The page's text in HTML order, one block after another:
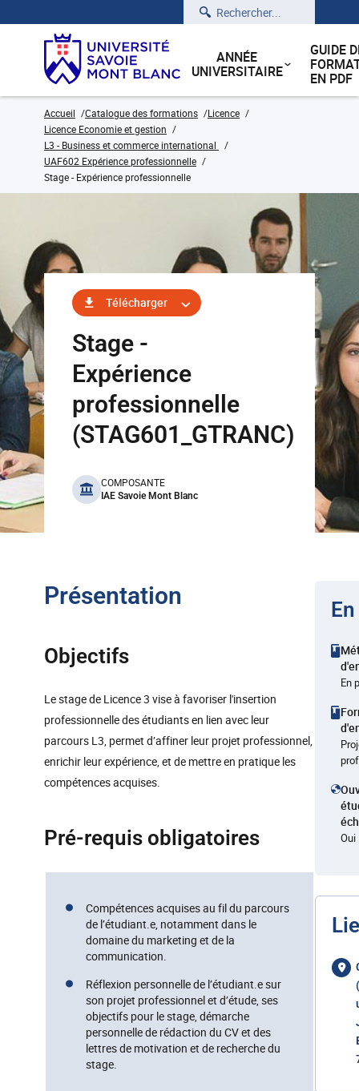
Rechercher
ANNÉE
UNIVERSITAIRE
GUIDE
EN PDF
Accueil Catalogue des formations
Licence
Licence Economie et gestion
L3 - Business et commerce international
UAF602 Expérience professionnelle
Stage - Expérience professionnelle
Télécharger
Stage -
Expérience
professionnelle
(STAG601_GTRANC)
benefits
COMPOSANTE
IAE Savoie Mont Blanc
Présentation
Objectifs
Le stage de Licence 3 vise à favoriser l'insertion
professionnelle des étudiants en lien avec leur
parcours L3, permet d’affiner leur projet professionnel,
enrichir leur expérience, et de mettre en pratique les
compétences acquises.
Pré-requis obligatoires
Compétences acquises au fil du parcours
de l’étudiant.e, notamment dans le
domaine du marketing et de la
communication.
Réflexion personnelle de l’étudiant.e sur
son projet professionnel et d’étude, ses
objectifs pour le stage, démarche
personnelle de rédaction du CV et des
lettres de motivation et de recherche du
stage.
En
Oui